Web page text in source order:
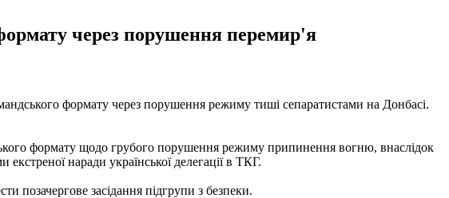
через порушення перемир'я
формату через порушення режиму тиші сепаратистами на Донбасі.
формату щодо грубого порушення режиму припинення вогню, внаслідок
екстреної наради української делегації в ТКГ.
позачергове засідання підгрупи з безпеки.